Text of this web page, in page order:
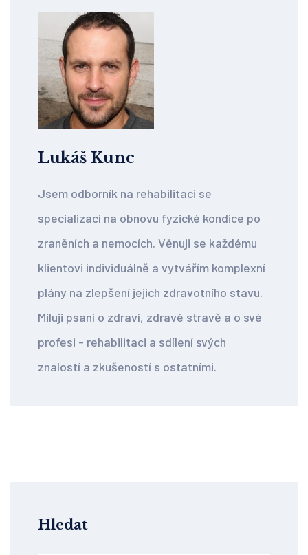
Lukáš Kunc
Jsem odborník na rehabilitaci se
specializací na obnovu fyzické kondice po
zraněních a nemocích. Věnuji se každému
klientovi individuálně a vytvářím komplexní
plány na zlepšení jejich zdravotního stavu.
Miluji psaní o zdraví, zdravé stravě a o své
profesi - rehabilitaci a sdílení svých
znalostí a zkušeností s ostatními.
Hledat